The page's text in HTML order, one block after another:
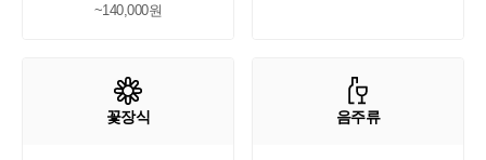
~140,000원
꽃장식 음주류